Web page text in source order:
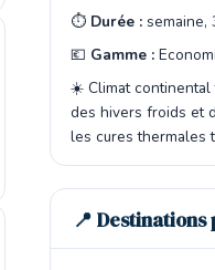
⏱️ Durée : semaine,
💶 Gamme :
☀️ Climat continental
des hivers froids et
les cures thermales
📍 Destinations